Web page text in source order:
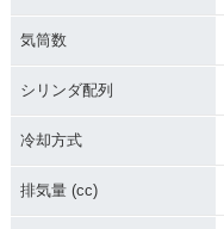
気筒数
シリンダ配列
冷却方式
排気量 (cc)